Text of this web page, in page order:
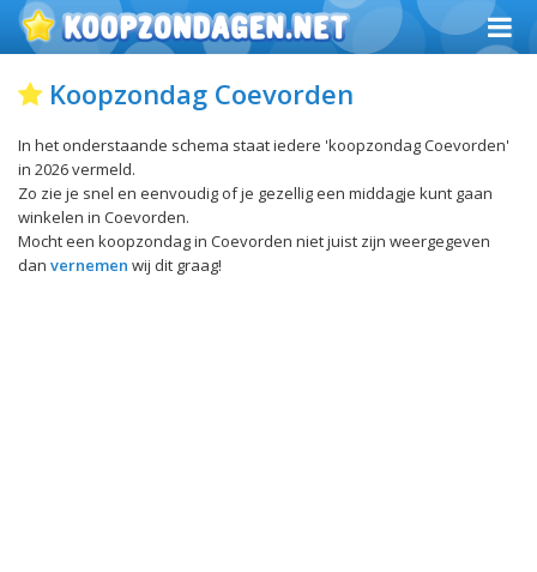
Koopzondag Coevorden
In het onderstaande schema staat iedere 'koopzondag Coevorden'
in 2026 vermeld.
Zo zie je snel en eenvoudig of je gezellig een middagje kunt gaan
winkelen in Coevorden.
Mocht een koopzondag in Coevorden niet juist zijn weergegeven
dan vernemen wij dit graag!